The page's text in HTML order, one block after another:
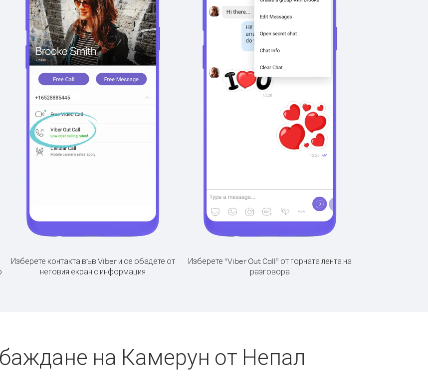
Изберете контакта във Viber и се обадете от
неговия екран с информация
Изберете “Viber Out Call” от горната лента на
разговора
на Камерун от Непал